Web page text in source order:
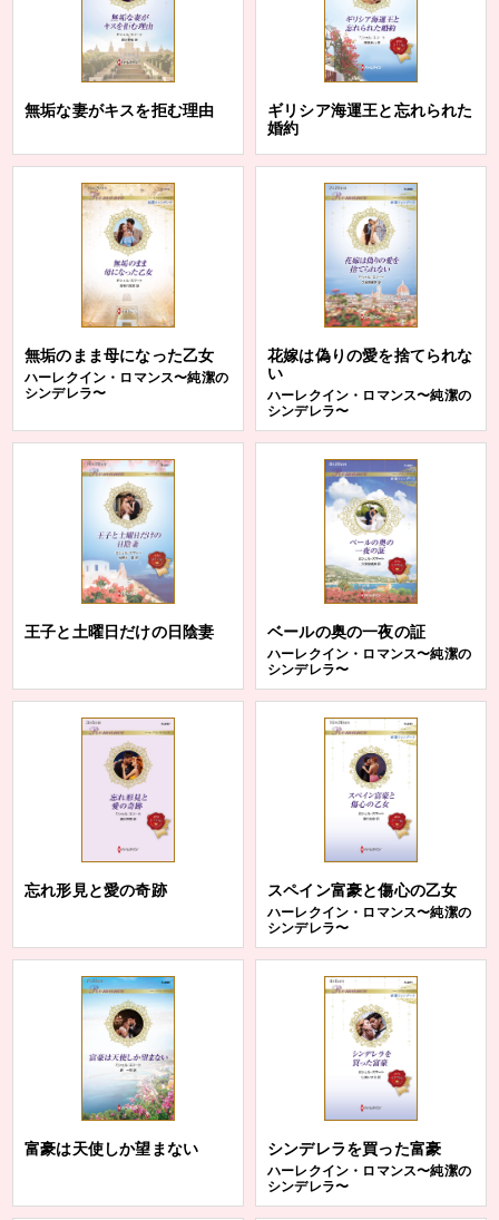
無垢な妻がキスを拒む理由
ギリシア海運王と忘れられた
婚約
無垢のまま母になった乙女
ハーレクイン・ロマンス〜純潔の
シンデレラ〜
花嫁は偽りの愛を捨てられな
い
ハーレクイン・ロマンス〜純潔の
シンデレラ〜
王子と土曜日だけの日陰妻 ベールの奥の一夜の証
ハーレクイン・ロマンス〜純潔の
シンデレラ〜
忘れ形見と愛の奇跡 スペイン富豪と傷心の乙女
ハーレクイン・ロマンス〜純潔の
シンデレラ〜
富豪は天使しか望まない シンデレラを買った富豪
ハーレクイン・ロマンス〜純潔の
シンデレラ〜